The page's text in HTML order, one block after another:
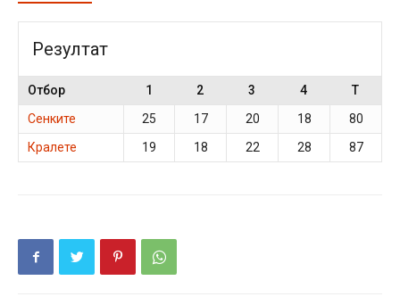
Резултат
Отбор 1 2 3 4
T
Сенките
25 17 20 18
80
Кралете
19 18 22 28 87